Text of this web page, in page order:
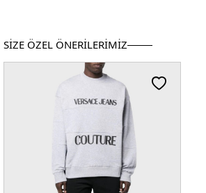
SİZE ÖZEL ÖNERİLERİMİZ